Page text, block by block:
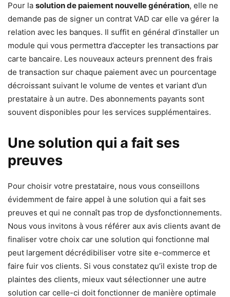
Pour la solution de paiement nouvelle génération, elle ne
demande pas de signer un contrat VAD car elle va gérer la
relation avec les banques. Il suffit en général d’installer un
module qui vous permettra d’accepter les transactions par
carte bancaire. Les nouveaux acteurs prennent des frais
de transaction sur chaque paiement avec un pourcentage
décroissant suivant le volume de ventes et variant d’un
prestataire à un autre. Des abonnements payants sont
souvent disponibles pour les services supplémentaires.
Une solution qui a fait ses
preuves
Pour choisir votre prestataire, nous vous conseillons
évidemment de faire appel à une solution qui a fait ses
preuves et qui ne connaît pas trop de dysfonctionnements.
Nous vous invitons à vous référer aux avis clients avant de
finaliser votre choix car une solution qui fonctionne mal
peut largement décrédibiliser votre site e-commerce et
faire fuir vos clients. Si vous constatez qu’il existe trop de
plaintes des clients, mieux vaut sélectionner une autre
solution car celle-ci doit fonctionner de manière optimale